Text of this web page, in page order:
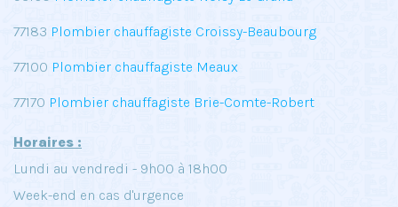
77183 Plombier chauffagiste Croissy-Beaubourg
77100 Plombier chauffagiste Meaux
77170 Plombier chauffagiste Brie-Comte-Robert
Horaires :
Lundi au vendredi - 9h00 à 18h00
Week-end en cas d'urgence